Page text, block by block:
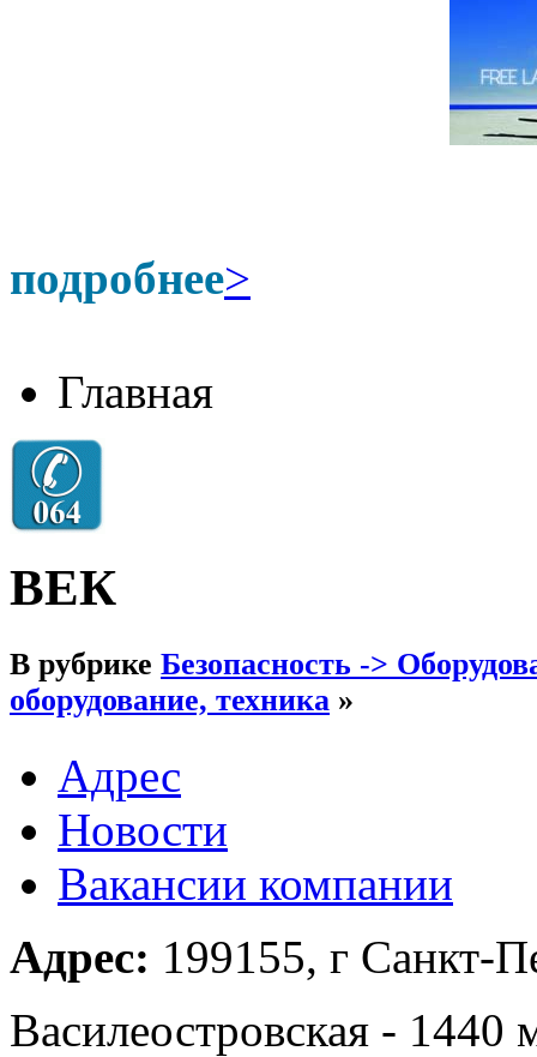
подробнее>
Главная
ВЕК
В рубрике Безопасность ->
оборудование, техника »
Адрес
Новости
Вакансии компании
Адрес: 199155, г Санкт-
Василеостровская - 1440